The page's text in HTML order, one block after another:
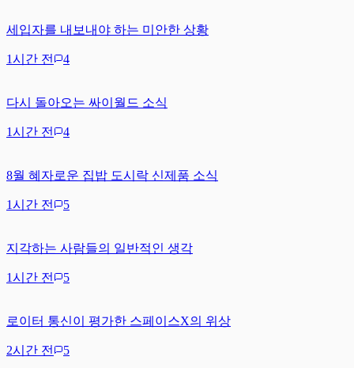
세입자를 내보내야 하는 미안한 상황
1시간 전 4
다시 돌아오는 싸이월드 소식
1시간 전 4
8월 혜자로운 집밥 도시락 신제품 소식
1시간 전 5
지각하는 사람들의 일반적인 생각
1시간 전 5
로이터 통신이 평가한 스페이스X의 위상
2시간 전 5